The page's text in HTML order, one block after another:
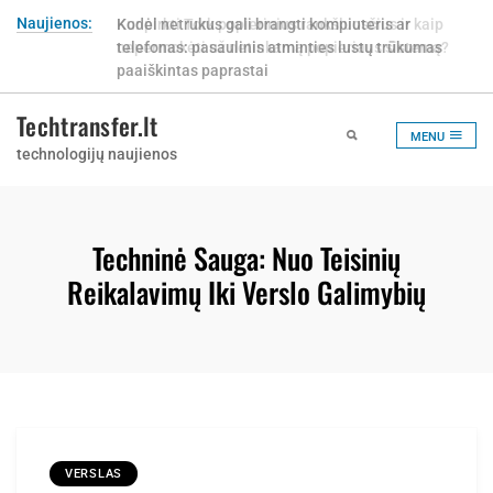
Naujienos:
Kur pirkti Tork popierinius rankšluosčius ir kaip
nepermokėti už netinkamą popieriaus sistemą?
Techtransfer.lt
technologijų naujienos
Techninė Sauga: Nuo Teisinių
Reikalavimų Iki Verslo Galimybių
2025-12-29